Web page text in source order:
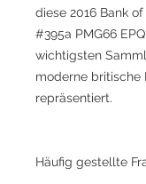
diese 2016 Bank
#395a PMG66
wichtigsten
moderne britische
repräsentiert.
Häufig gestellte